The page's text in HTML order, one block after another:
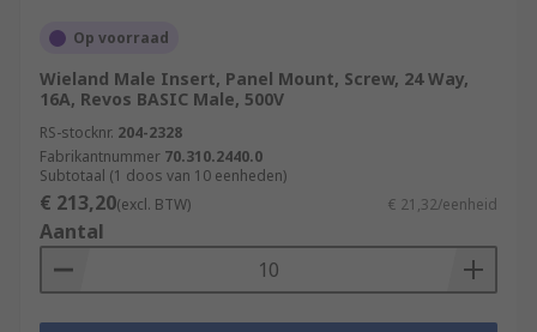
Op voorraad
Wieland Male Insert, Panel Mount, Screw, 24 Way,
16A, Revos BASIC Male, 500V
RS-stocknr. 204-2328
Fabrikantnummer 70.310.2440.0
Subtotaal (1 doos van 10 eenheden)
€ 213,20(excl. BTW) € 21,32/eenheid
Aantal